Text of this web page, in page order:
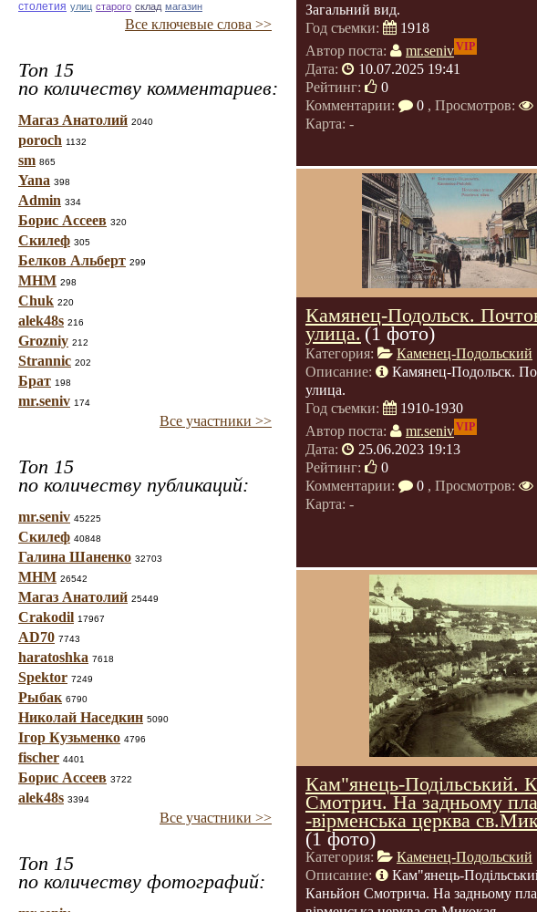
столетия улиц старого склад магазин
Все ключевые слова >>
Топ 15
по количеству комментариев:
Магаз Анатолий 2040
poroch 1132
sm 865
Yana 398
Admin 334
Борис Ассеев 320
Скилеф 305
Белков Альберт 299
МНМ 298
Chuk 220
alek48s 216
Grozniy 212
Strannic 202
Брат 198
mr.seniv 174
Все участники >>
Топ 15
по количеству публикаций:
mr.seniv 45225
Скилеф 40848
Галина Шаненко 32703
МНМ 26542
Магаз Анатолий 25449
Crakodil 17967
AD70 7743
haratoshka 7618
Spektor 7249
Рыбак 6790
Николай Наседкин 5090
Ігор Кузьменко 4796
fischer 4401
Борис Ассеев 3722
alek48s 3394
Все участники >>
Топ 15
по количеству фотографий:
Загальний вид.
Год съемки:
1918
Автор поста:
mr.senivVIP
Дата:
10.07.2025 19:41
Рейтинг:
0
Комментарии:
0 , Просмотров:
Карта: -
Камянец-Подольск.
улица.(1 фото)
Категория:
Каменец-Подольский
Описание:
Камянец-Подольск.
улица.
Год съемки:
1910-1930
Автор поста:
mr.senivVIP
Дата:
25.06.2023 19:13
Рейтинг:
0
Комментарии:
0 , Просмотров:
Карта: -
Кам"янець-Подільський.
Смотрич. На задньому
-вірменська церква
(1 фото)
Категория:
Каменец-Подольский
Описание:
Кам"янець-
Каньйон Смотрича. На задньому